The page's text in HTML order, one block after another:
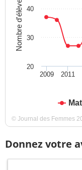
Nombre d'élèves
2009 2011
30
40
20
© Journal des Femmes
Donnez votre